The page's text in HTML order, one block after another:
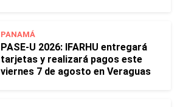
PANAMÁ
PASE-U 2026: IFARHU entregará
tarjetas y realizará pagos este
viernes 7 de agosto en Veraguas